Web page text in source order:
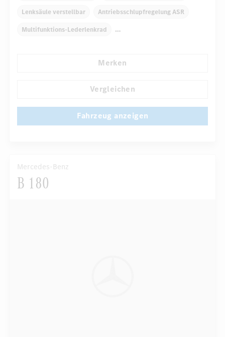
Lenksäule verstellbar Antriebsschlupfregelung ASR
Multifunktions-Lederlenkrad
Elektr. Stabilitätsprogramm ESP
Merken
Vergleichen
Fahrzeug anzeigen
Mercedes-Benz
B 180